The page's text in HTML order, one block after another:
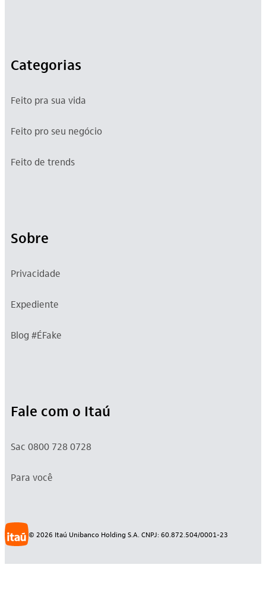
Categorias
Feito pra sua vida
Feito pro seu negócio
Feito de trends
Sobre
Privacidade
Expediente
Blog #ÉFake
Fale com o Itaú
Sac 0800 728 0728
Para você
© 2026 Itaú Unibanco Holding S.A. CNPJ: 60.872.504/0001-23